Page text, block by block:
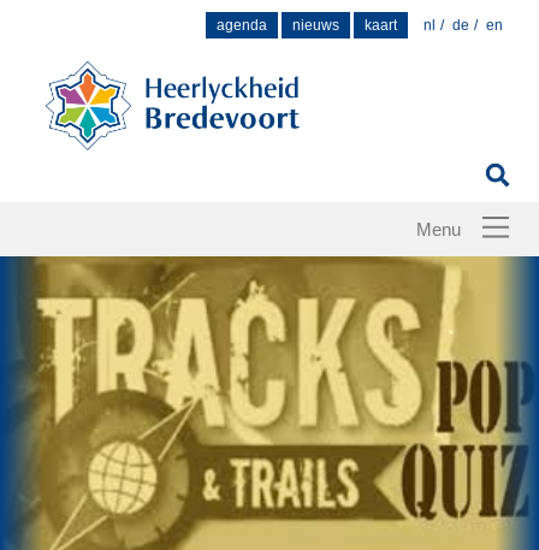
agenda nieuws kaart nl de en